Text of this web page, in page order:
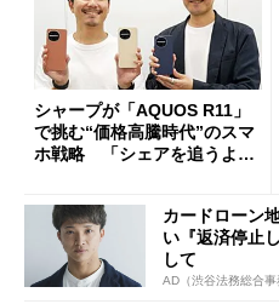
シャープが「AQUOS R11」
で挑む“価格高騰時代”のスマ
ホ戦略 「シェアを追うより
カードローン
い『返済停止
して
AD（渋谷法務総合事